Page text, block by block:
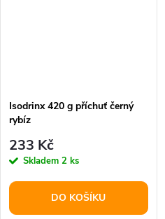
Isodrinx 420 g příchuť černý
rybíz
233 Kč
Skladem 2 ks
DO KOŠÍKU